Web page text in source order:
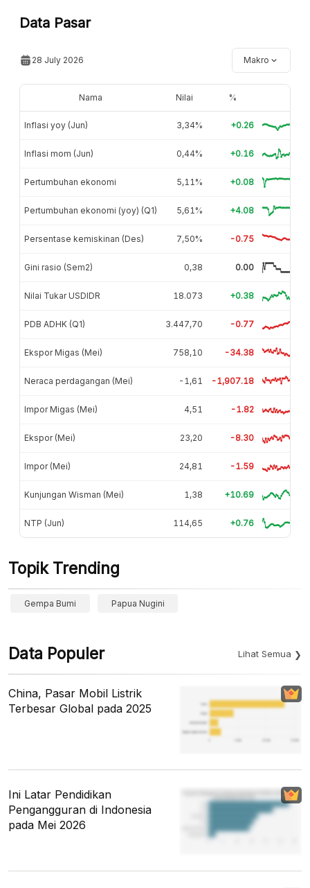
Data Pasar
28 July 2026 Makro
Nama Nilai %
Inflasi yoy (Jun) 3,34% +0.26
Inflasi mom (Jun) 0,44% +0.16
Pertumbuhan ekonomi 5,11% +0.08
Pertumbuhan ekonomi (yoy) (Q1) 5,61% +4.08
Persentase kemiskinan (Des) 7,50% -0.75
Gini rasio (Sem2) 0,38 0.00
Nilai Tukar USDIDR 18.073 +0.38
PDB ADHK (Q1) 3.447,70 -0.77
Ekspor Migas (Mei) 758,10 -34.38
Neraca perdagangan (Mei) -1,61 -1,907.18
Impor Migas (Mei) 4,51 -1.82
Ekspor (Mei) 23,20 -8.30
Impor (Mei) 24,81 -1.59
Kunjungan Wisman (Mei) 1,38 +10.69
NTP (Jun) 114,65 +0.76
Topik Trending
Gempa Bumi Papua Nugini
Data Populer Lihat Semua
China, Pasar Mobil Listrik
Terbesar Global pada 2025
Ini Latar Pendidikan
Pengangguran di Indonesia
pada Mei 2026